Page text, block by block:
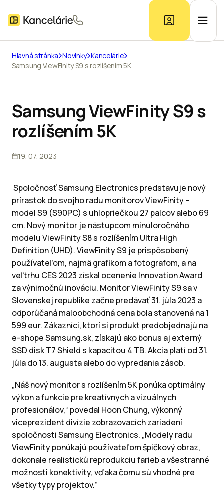
Ponuka kancelárií
Prieskum trhu
Hlavná stránka Novinky Kancelárie
Samsung ViewFinity S9 s rozlíšením 5K
Samsung ViewFinity S9 s
rozlíšením 5K
19. 07. 2023
Spoločnosť Samsung Electronics predstavuje nový
prírastok do svojho radu monitorov ViewFinity –
model S9 (S90PC) s uhlopriečkou 27 palcov alebo 69
cm. Nový monitor je nástupcom minuloročného
modelu ViewFinity S8 s rozlíšením Ultra High
Definition (UHD). ViewFinity S9 je prispôsobený
používateľom, najmä grafikom a fotografom, a na
veľtrhu CES 2023 získal ocenenie Innovation Award
za výnimočnú inováciu. Monitor ViewFinity S9 sa v
Slovenskej republike začne predávať 31. júla 2023 a
odporúčaná maloobchodná cena bola stanovená na 1
599 eur. Zákazníci, ktorí si produkt predobjednajú na
e-shope Samsung.sk, získajú ako bonus aj externý
SSD disk T7 Shield s kapacitou 4 TB. Akcia platí od 31.
júla do 13. augusta alebo do vypredania zásob.
„Náš nový monitor s rozlíšením 5K ponúka optimálny
výkon a funkcie pre kreatívnych a vizuálnych
profesionálov,“ povedal Hoon Chung, výkonný
viceprezident divízie zobrazovacích zariadení
spoločnosti Samsung Electronics. „Modely radu
ViewFinity ponúkajú používateľom špičkový obraz,
dokonale realistickú reprodukciu farieb a všestranné
možnosti konektivity, vďaka čomu sú vhodné pre
všetky typy projektov.“